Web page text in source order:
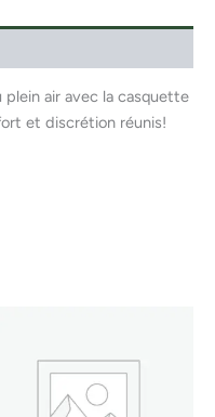
air avec la casquette
et discrétion réunis!